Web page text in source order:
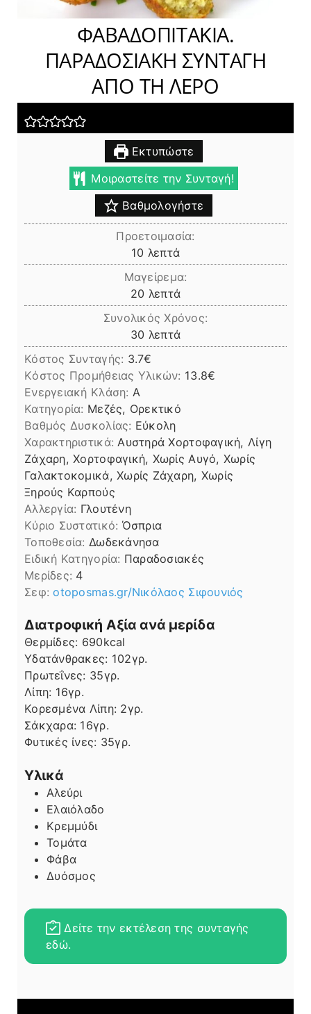
ΦΑΒΑΔΟΠΙΤΑΚΙΑ.
ΠΑΡΑΔΟΣΙΑΚΗ ΣΥΝΤΑΓΗ
ΑΠΟ ΤΗ ΛΕΡΟ
Εκτυπώστε
Μοιραστείτε την Συνταγή!
Βαθμολογήστε
Προετοιμασία:
10 λεπτά
λεπτά
Μαγείρεμα:
20 λεπτά
λεπτά
Συνολικός Χρόνος:
30 λεπτά
λεπτά
Κόστος Συνταγής: 3.7€
Kόστος Προμήθειας Υλικών: 13.8
Ενεργειακή Κλάση: A
Κατηγορία: Μεζές, Ορεκτικό
Βαθμός Δυσκολίας: Εύκολη
Χαρακτηριστικά: Αυστηρά Χορτοφαγική, Λίγη
Ζάχαρη, Χορτοφαγική, Χωρίς Αυγό, Χωρίς
Γαλακτοκομικά, Χωρίς Ζάχαρη, Χωρίς
Ξηρούς Καρπούς
Αλλεργία: Γλουτένη
Kύριο Συστατικό: Όσπρια
Τοποθεσία: Δωδεκάνησα
Ειδική Κατηγορία: Παραδοσιακές
Μερίδες: 4
Σεφ:otoposmas.gr/Νικόλαος Σιφουνιός
Διατροφική Αξία ανά μερίδα
Θερμίδες: 690kcal
Υδατάνθρακες: 102γρ.
Πρωτεΐνες: 35γρ.
Λίπη
Λίπη: 16γρ.
Κορεσμένα Λίπη: 2γρ.
Σάκχαρα: 16γρ.
Φυτικές ίνες: 35γρ.
Υλικά
Αλεύρι
Ελαιόλαδο
Κρεμμύδι
Τομάτα
Φάβα
Δυόσμος
Δείτε την εκτέλεση της συνταγής
εδώ.